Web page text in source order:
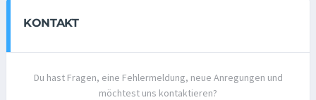
KONTAKT
Du hast Fragen, eine Fehlermeldung, neue Anregungen und
möchtest uns kontaktieren?